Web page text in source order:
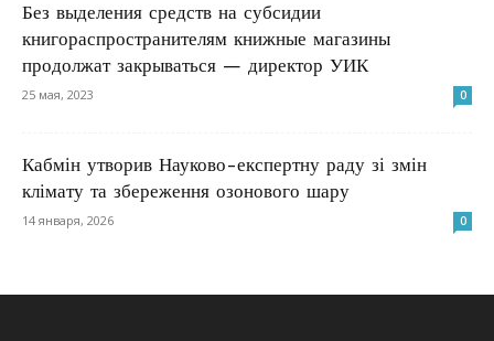
Без выделения средств на субсидии
книгораспространителям книжные магазины
продолжат закрываться — директор УИК
25 мая, 2023 0
Кабмін утворив Науково-експертну раду зі змін
клімату та збереження озонового шару
14 января, 2026 0